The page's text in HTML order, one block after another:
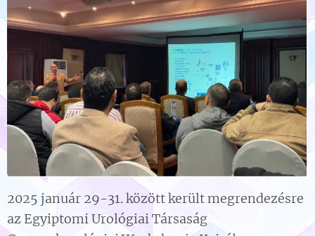
2025 január 29-31. között került megrendezésre
az Egyiptomi Urológiai Társaság